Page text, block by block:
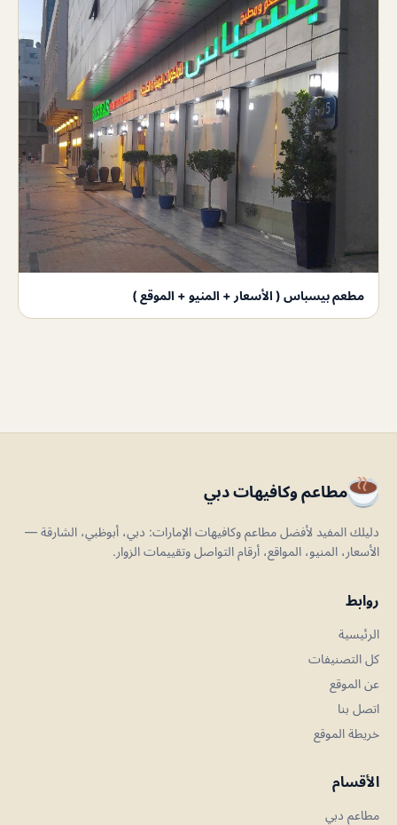
مطعم بيسباس ( الأسعار + المنيو + الموقع )
مطاعم وكافيهات دبي
دليلك المفيد لأفضل مطاعم وكافيهات الإمارات: دبي، أبوظبي، الشارقة —
الأسعار، المنيو، المواقع، أرقام التواصل وتقييمات الزوار.
روابط
الرئيسية
كل التصنيفات
عن الموقع
اتصل بنا
خريطة الموقع
الأقسام
مطاعم دبي